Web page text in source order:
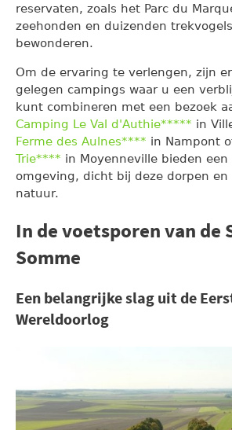
reservaten, zoals het Parc du
zeehonden en duizenden
bewonderen.
Om de ervaring te verlengen, zijn
gelegen campings waar u een
kunt combineren met een bezoek
Camping Le Val d'Authie***** in
Ferme des Aulnes**** in Nampont
Trie**** in Moyenneville bieden
omgeving, dicht bij deze dorpen
natuur.
In de voetsporen van de
Somme
Een belangrijke slag uit de
Wereldoorlog